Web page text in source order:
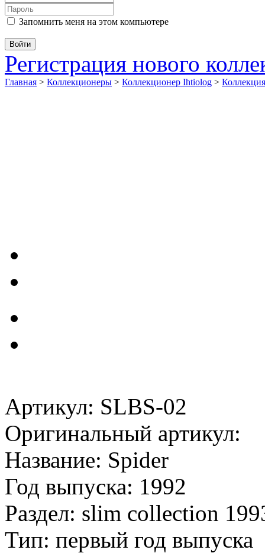
Запомнить меня на этом компьютере
Регистрация нового
Главная > Коллекционеры > Коллекционер Ihtiolog >
Артикул: SLBS-02
Оригинальный артикул:
Название: Spider
Год выпуска: 1992
Раздел: slim collection
Тип: первый год выпуска